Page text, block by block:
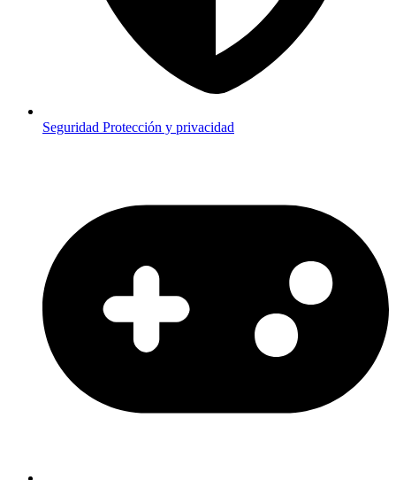
Seguridad Protección y privacidad